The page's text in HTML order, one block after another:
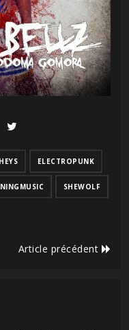
HEYS ELECTROPUNK
SHEWOLF
Article précédent